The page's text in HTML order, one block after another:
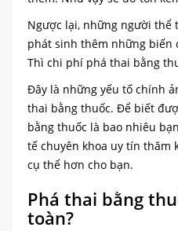
Ngược lại, những người thể
phát sinh thêm những biến
Thì chi phí phá thai bằng
Đây là những yếu tố chính
thai bằng thuốc. Để biết
bằng thuốc là bao nhiêu
tế chuyên khoa uy tín thăm
cụ thể hơn cho bạn.
Phá thai bằng
toàn?